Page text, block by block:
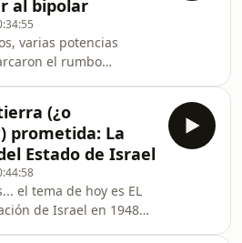
qué el capitalismo
de imagen post Gran
es realmente el
es el comunismo y
lo mismo🇺🇸🇷🇺
Unidos y la URSS com
al bipolar
varias potencias
el rumbo
el mundo y yo
sistema multipolar
dio paso a una nueva
Estados Unidos y la
concentraron la
la influencia política y
(¿o
prometida: La
Estado de Israel
el tema de hoy es EL
de Israel en 1948